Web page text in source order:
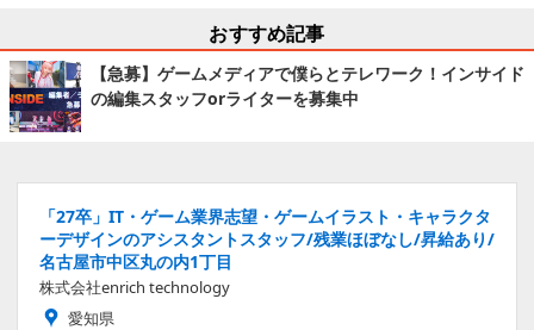
おすすめ記事
【急募】ゲームメディアで僕らとテレワーク！インサイド
の編集スタッフorライターを募集中
「27卒」IT・ゲーム業界志望・ゲームイラスト・キャラクタ
ーデザインのアシスタントスタッフ/残業ほぼなし/昇給あり/
名古屋市中区丸の内1丁目
株式会社enrich technology
愛知県